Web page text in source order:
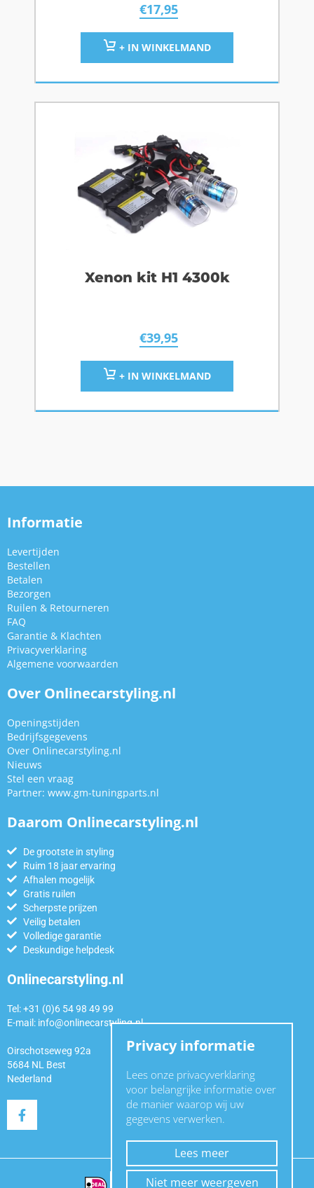
€17,95
+ IN WINKELMAND
Xenon kit H1 4300k
€39,95
+ IN WINKELMAND
Informatie
Levertijden
Bestellen
Betalen
Bezorgen
Ruilen & Retourneren
FAQ
Garantie & Klachten
Privacyverklaring
Algemene voorwaarden
Over Onlinecarstyling.nl
Openingstijden
Bedrijfsgegevens
Over Onlinecarstyling.nl
Nieuws
Stel een vraag
Partner: www.gm-tuningparts.nl
Daarom Onlinecarstyling.nl
De grootste in styling
Ruim 18 jaar ervaring
Afhalen mogelijk
Gratis ruilen
Scherpste prijzen
Veilig betalen
Volledige garantie
Deskundige helpdesk
Onlinecarstyling.nl
Tel: +31 (0)6 54 98 49 99
E-mail: info@onlinecarstyling.nl
Oirschotseweg 92a
5684 NL Best
Nederland
Privacy informatie
Lees onze privacyverklaring
voor belangrijke informatie over
de manier waarop wij uw
gegevens verwerken.
Lees meer
Niet meer weergeven